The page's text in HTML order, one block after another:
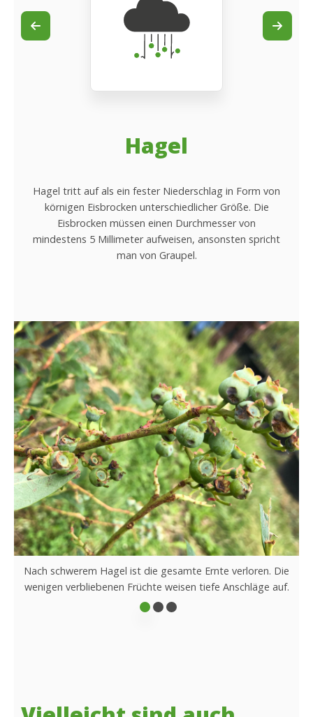
Hagel
Hagel tritt auf als ein fester Niederschlag in Form von
körnigen Eisbrocken unterschiedlicher Größe. Die
Eisbrocken müssen einen Durchmesser von
mindestens 5 Millimeter aufweisen, ansonsten spricht
man von Graupel.
ist die gesamte Ernte verloren. Die
Früchte weisen tiefe Anschläge auf.
Durch
angeschlagen.